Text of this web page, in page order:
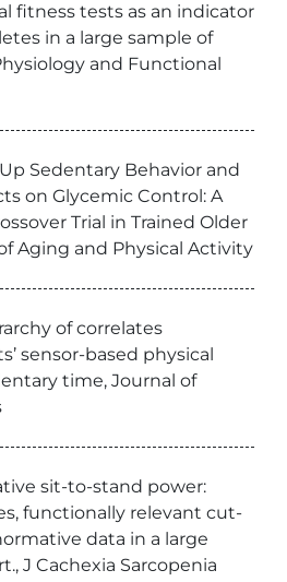
fitness tests as an indicator
in a large sample of
and Functional
Sedentary Behavior and
on Glycemic Control: A
Trial in Trained Older
Aging and Physical Activity
of correlates
sensor-based physical
time, Journal of
sit-to-stand power:
functionally relevant cut-
data in a large
J Cachexia Sarcopenia